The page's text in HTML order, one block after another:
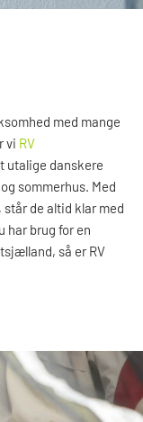
med mange
vi RV
utalige danskere
sommerhus. Med
de altid klar med
har brug for en
så er RV